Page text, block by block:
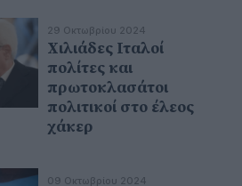
29 Οκτωβρίου 2024
Χιλιάδες Ιταλοί
πολίτες και
πρωτοκλασάτοι
πολιτικοί στο έλεος
χάκερ
09 Οκτωβρίου 2024